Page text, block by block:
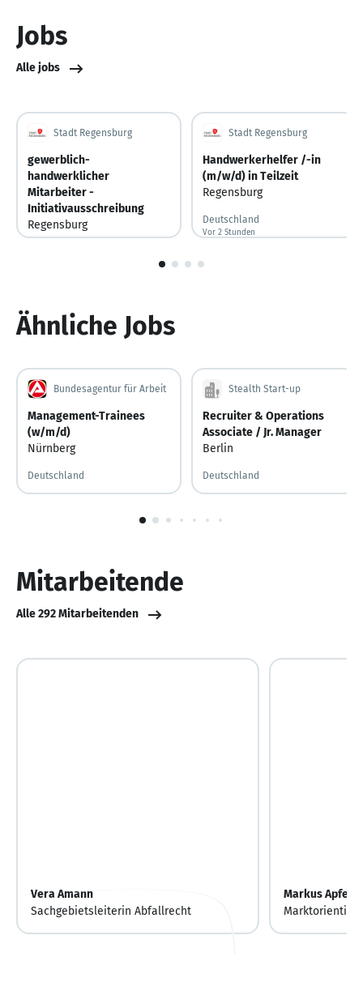
Jobs
Alle jobs
Stadt Regensburg
gewerblich-
handwerklicher
Mitarbeiter -
Initiativausschreibung
Regensburg
Stadt Regensburg
Handwerkerhelfer /-in
(m/w/d) in Teilzeit
Regensburg
Deutschland
Vor 2 Stunden
Vor 2 Stunden veröffentlicht
1
Ähnliche Jobs
Bundesagentur für Arbeit
Management-Trainees
(w/m/d)
Nürnberg
Deutschland
Stealth Start-up
Recruiter & Operations
Associate / Jr. Manager
Berlin
Deutschland
1
Mitarbeitende
Alle 292 Mitarbeitenden
Vera Amann
Sachgebietsleiterin Abfallrecht
Markus